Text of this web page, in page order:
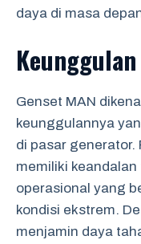
daya di masa
Genset MAN
keunggulannya
di pasar
memiliki
operasional yang
kondisi ekstrem.
menjamin daya